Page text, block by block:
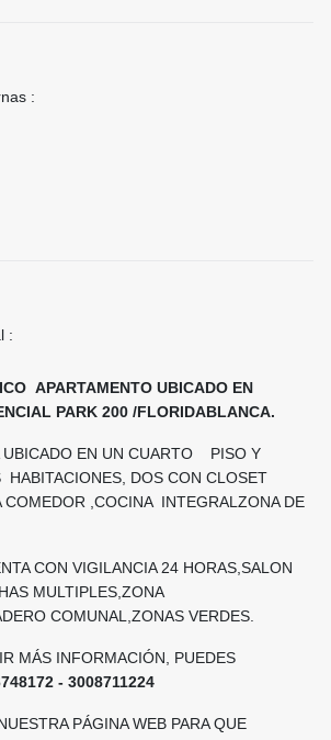
:
:
APARTAMENTO UBICADO EN
PARK 200 /FLORIDABLANCA.
UBICADO EN UN CUARTO PISO Y
HABITACIONES, DOS CON CLOSET
COMEDOR ,COCINA INTEGRALZONA DE
CON VIGILANCIA 24 HORAS,SALON
MULTIPLES,ZONA
COMUNAL,ZONAS VERDES.
MÁS INFORMACIÓN, PUEDES
- 3008711224
PÁGINA WEB PARA QUE